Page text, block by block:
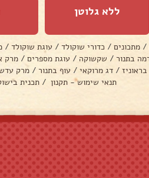
ללא גלוטן
/ מתכונים / כדורי שוקולד / עוגת שוקולד /
בתנור / שקשוקה / עוגת מספרים / מרק
בראוניז / דג מרוקאי / עוף בתנור / מרק
תנאי שימוש - תקנון / תכנית